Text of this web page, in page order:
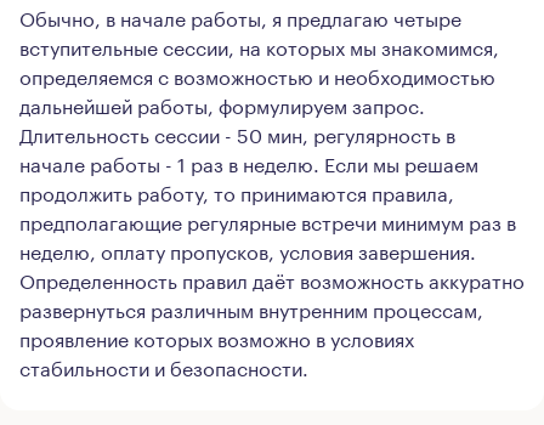
Обычно, в начале работы, я предлагаю четыре
вступительные сессии, на которых мы знакомимся,
определяемся с возможностью и необходимостью
дальнейшей работы, формулируем запрос.
Длительность сессии - 50 мин, регулярность в
начале работы - 1 раз в неделю. Если мы решаем
продолжить работу, то принимаются правила,
предполагающие регулярные встречи минимум раз в
неделю, оплату пропусков, условия завершения.
Определенность правил даёт возможность аккуратно
развернуться различным внутренним процессам,
проявление которых возможно в условиях
стабильности и безопасности.